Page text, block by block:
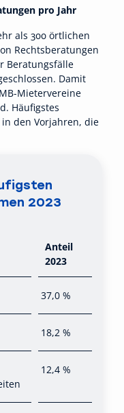
pro Jahr
als 300 örtlichen
Rechtsberatungen
Beratungsfälle
Damit
Mietervereine
Häufigstes
den Vorjahren, die
2023
Anteil
2023
37,0 %
18,2 %
12,4 %